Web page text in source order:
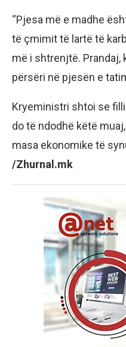
“Pjesa më e madhe
të çmimit të lartë të
më i shtrenjtë.
përsëri në pjesën e
Kryeministri shtoi se
do të ndodhë këtë
masa ekonomike të
/Zhurnal.mk